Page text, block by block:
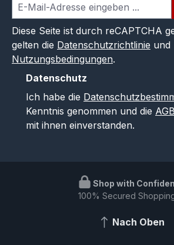
Diese Seite ist durch reCAPTCHA
gelten die Datenschutzrichtlinie und
Nutzungsbedingungen.
Datenschutz
Ich habe die
Kenntnis genommen und die AGB
mit ihnen einverstanden.
Shop with
100% Secured
Nach Oben